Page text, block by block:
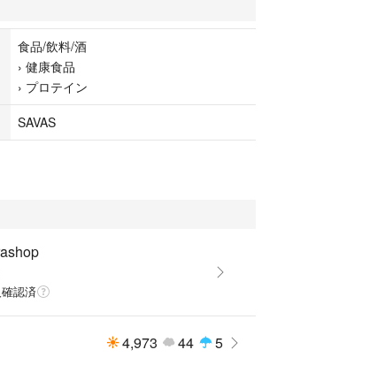
食品/飲料/酒
› 健康食品
› プロテイン
SAVAS
認済
4,973 44 5